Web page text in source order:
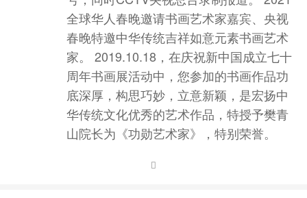
全球华人春晚邀请书画艺术家嘉宾、央视
春晚特邀中华传统吉祥如意元素书画艺术
家。 2019.10.18，在庆祝新中国成立七十
周年书画展活动中，您参加的书画作品功
底深厚，构思巧妙，立意新颖，是宏扬中
华传统文化优秀的艺术作品，特授予樊青
山院长为《功勋艺术家》，特别荣誉。